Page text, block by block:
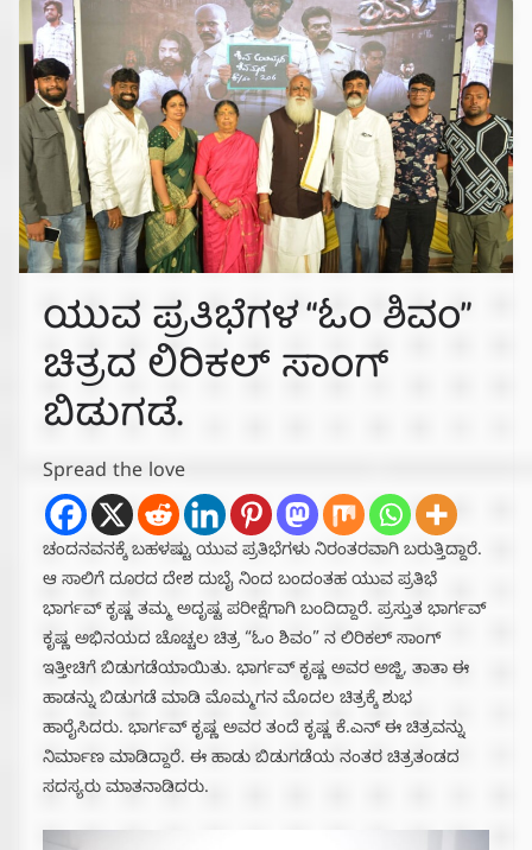
ಯುವ ಪ್ರತಿಭೆಗಳ “ಓಂ ಶಿವಂ”
ಚಿತ್ರದ ಲಿರಿಕಲ್ ಸಾಂಗ್
ಬಿಡುಗಡೆ.
Spread the love
ಚಂದನವನಕ್ಕೆ ಬಹಳಷ್ಟು ಯುವ ಪ್ರತಿಭೆಗಳು ನಿರಂತರವಾಗಿ ಬರುತ್ತಿದ್ದಾರೆ.
ಆ ಸಾಲಿಗೆ ದೂರದ ದೇಶ ದುಬೈ ನಿಂದ ಬಂದಂತಹ ಯುವ ಪ್ರತಿಭೆ
ಭಾರ್ಗವ್ ಕೃಷ್ಣ ತಮ್ಮ ಅದೃಷ್ಟ ಪರೀಕ್ಷೆಗಾಗಿ ಬಂದಿದ್ದಾರೆ. ಪ್ರಸ್ತುತ ಭಾರ್ಗವ್
ಕೃಷ್ಣ ಅಭಿನಯದ ಚೊಚ್ಚಲ ಚಿತ್ರ “ಓಂ ಶಿವಂ” ನ ಲಿರಿಕಲ್ ಸಾಂಗ್
ಇತ್ತೀಚಿಗೆ ಬಿಡುಗಡೆಯಾಯಿತು. ಭಾರ್ಗವ್ ಕೃಷ್ಣ ಅವರ ಅಜ್ಜಿ, ತಾತಾ ಈ
ಹಾಡನ್ನು ಬಿಡುಗಡೆ ಮಾಡಿ ಮೊಮ್ಮಗನ ಮೊದಲ ಚಿತ್ರಕ್ಕೆ ಶುಭ
ಹಾರೈಸಿದರು. ಭಾರ್ಗವ್ ಕೃಷ್ಣ ಅವರ ತಂದೆ ಕೃಷ್ಣ ಕೆ.ಎನ್ ಈ ಚಿತ್ರವನ್ನು
ನಿರ್ಮಾಣ ಮಾಡಿದ್ದಾರೆ. ಈ ಹಾಡು ಬಿಡುಗಡೆಯ ನಂತರ ಚಿತ್ರತಂಡದ
ಸದಸ್ಯರು ಮಾತನಾಡಿದರು.